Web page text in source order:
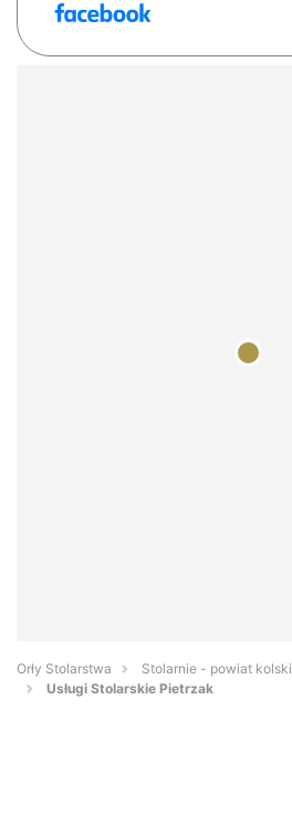
Orły Stolarstwa
Stolarnie - powiat kolski
Usługi Stolarskie Pietrzak